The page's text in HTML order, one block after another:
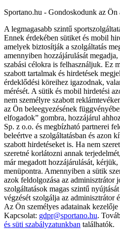
Sportano.hu - Gondoskodunk az Ön
A legmagasabb szintű
Ennek érdekében sütiket és mobil
amelyek biztosítják a szolgáltatás
amennyiben hozzájárulását
szabási célokra is felhasználjuk. Ez
szabott tartalmak és hirdetések
érdeklődési köreihez igazodnak,
mérését. A sütik és mobil hirdetési
nem személyre szabott
az Ön beleegyezésének
elfogadok” gombra, hozzájárul
Sp. z o.o. és megbízható partnerei
beleértve a szolgáltatásban és azon
szabott hirdetéseket is. Ha nem
szeretné korlátozni annak
már megadott hozzájárulását,
menüpontra. Amennyiben a sütik
azok feldolgozása az adminisztrátor
szolgáltatások magas szintű
végzését szolgálja az adminisztrátor
Az Ön személyes adatainak
Kapcsolat: gdpr@sportano.hu.
és süti szabályzatunkban találhatók.